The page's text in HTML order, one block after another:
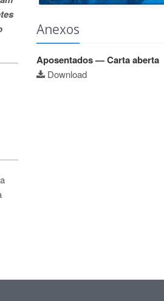
Anexos
Aposentados — Carta aberta
Download